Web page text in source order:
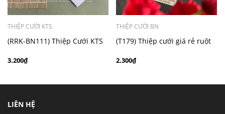
THIỆP CƯỚI KTS
(RRK-BN111) Thiệp Cưới KTS
3.200₫
THIỆP CƯỚI BN
(T179) Thiệp cưới giá rẻ ruột
2.300₫
LIÊN HỆ